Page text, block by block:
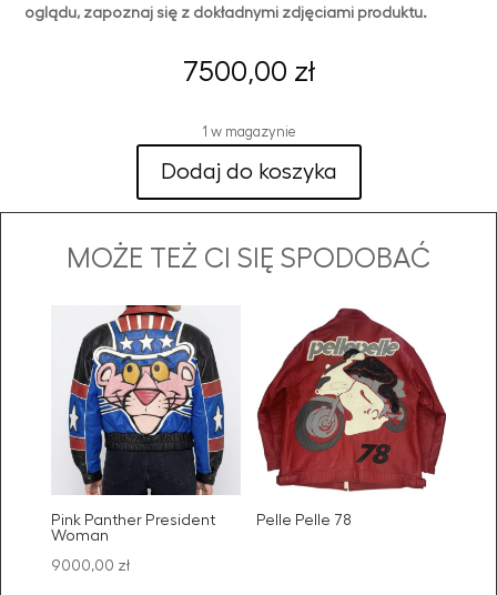
oglądu, zapoznaj się z dokładnymi zdjęciami produktu.
7500,00 zł
1 w magazynie
Dodaj do koszyka
MOŻE TEŻ CI SIĘ SPODOBAĆ
Pink Panther President
Woman
9000,00 zł
Pelle Pelle 78